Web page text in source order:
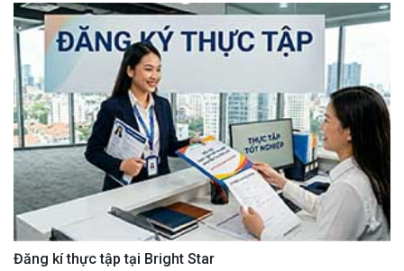
Đăng kí thực tập tại Bright Star